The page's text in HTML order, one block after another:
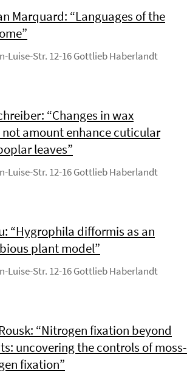
Marquard: “Languages of the
Luise-Str. 12-16 Gottlieb Haberlandt
“Changes in wax
amount enhance cuticular
leaves”
Luise-Str. 12-16 Gottlieb Haberlandt
“Hygrophila difformis as an
plant model”
Luise-Str. 12-16 Gottlieb Haberlandt
“Nitrogen fixation beyond
uncovering the controls of moss-
fixation”